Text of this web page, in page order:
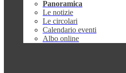
Panoramica
Le notizie
Le circolari
Calendario eventi
Albo online